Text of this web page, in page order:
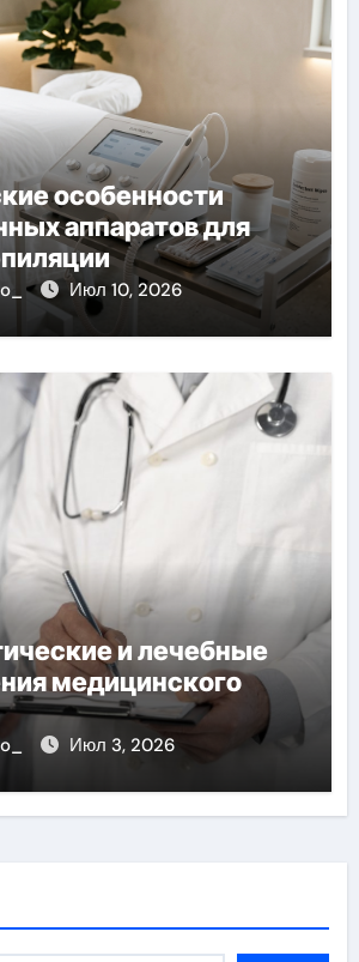
особенности
аппаратов для
Июл 10, 2026
и лечебные
медицинского
Июл 3, 2026